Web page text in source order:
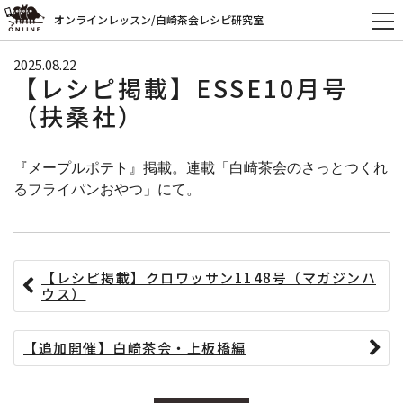
オンラインレッスン/白崎茶会レシピ研究室
2025.08.22
【レシピ掲載】ESSE10月号
（扶桑社）
『メープルポテト』掲載。連載「白崎茶会のさっとつくれ
るフライパンおやつ」にて。
【レシピ掲載】クロワッサン1148号（マガジンハ
ウス）
【追加開催】白崎茶会・上板橋編